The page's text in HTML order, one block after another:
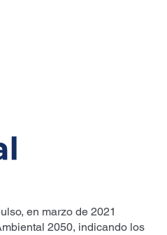
en marzo de 2021
2050, indicando los